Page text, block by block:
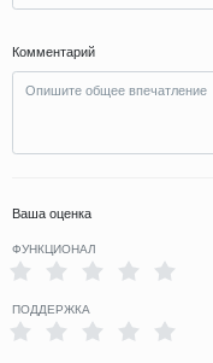
Комментарий
Ваша оценка
ФУНКЦИОНАЛ
ПОДДЕРЖКА